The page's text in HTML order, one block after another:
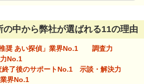
の中から弊社が選ばれる11の理由
推奨 あい探偵」業界No.1 調査力
No.1
了後のサポートNo.1 示談・解決力
界No.1